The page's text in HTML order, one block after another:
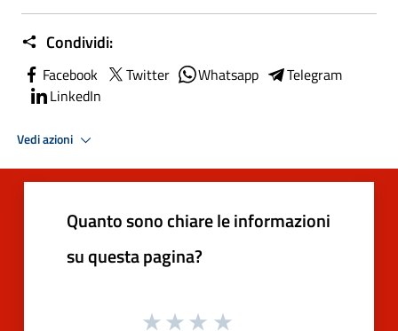
Condividi:
Facebook Twitter Whatsapp
Telegram
LinkedIn
Vedi azioni
Quanto sono chiare le informazioni
su questa pagina?